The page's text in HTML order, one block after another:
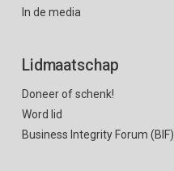
In de media
Lidmaatschap
Doneer of schenk!
Word lid
Business Integrity Forum (BIF)